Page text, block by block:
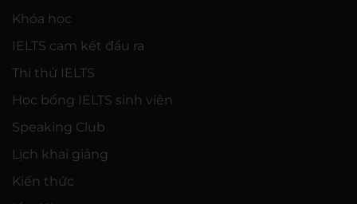
Khóa học
IELTS cam kết đầu ra
Thi thử IELTS
Học bổng IELTS sinh viên
Speaking Club
Lịch khai giảng
Kiến thức